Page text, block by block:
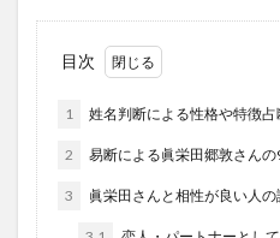
目次
1 姓名判断による性格や特徴占
2 易断による眞栄田郷敦さん
3 眞栄田さんと相性が良い人の